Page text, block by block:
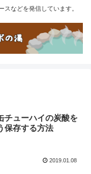
などを発信しています。
チューハイの炭酸を
保存する方法
2019.01.08